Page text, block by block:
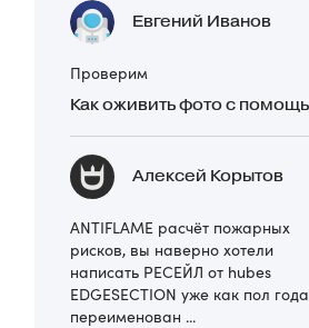
Евгений Иванов
Проверим
Алексей Корытов
ANTIFLAME расчёт пожарных
рисков, вы наверно хотели
написать РЕСЕЙЛ от hubes
EDGESECTION уже как пол года
переименован ...